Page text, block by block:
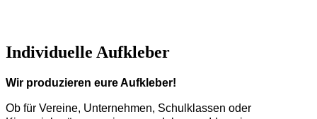
Individuelle Aufkleber
Wir produzieren eure Aufkleber!
Ob für Vereine, Unternehmen, Schulklassen oder